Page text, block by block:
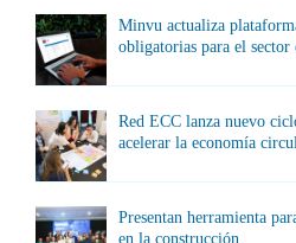
Minvu actualiza
obligatorias para el sector
Red ECC lanza nuevo
acelerar la economía
Presentan herramienta
en la construcción